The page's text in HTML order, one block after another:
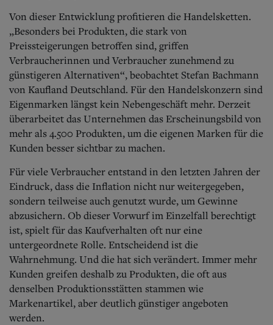
Von dieser Entwicklung profitieren die Handelsketten.
„Besonders bei Produkten, die stark von
Preissteigerungen betroffen sind, griffen
Verbraucherinnen und Verbraucher zunehmend zu
günstigeren Alternativen“, beobachtet Stefan Bachmann
von Kaufland Deutschland. Für den Handelskonzern sind
Eigenmarken längst kein Nebengeschäft mehr. Derzeit
überarbeitet das Unternehmen das Erscheinungsbild von
mehr als 4.500 Produkten, um die eigenen Marken für die
Kunden besser sichtbar zu machen.
Für viele Verbraucher entstand in den letzten Jahren der
Eindruck, dass die Inflation nicht nur weitergegeben,
sondern teilweise auch genutzt wurde, um Gewinne
abzusichern. Ob dieser Vorwurf im Einzelfall berechtigt
ist, spielt für das Kaufverhalten oft nur eine
untergeordnete Rolle. Entscheidend ist die
Wahrnehmung. Und die hat sich verändert. Immer mehr
Kunden greifen deshalb zu Produkten, die oft aus
denselben Produktionsstätten stammen wie
Markenartikel, aber deutlich günstiger angeboten
werden.